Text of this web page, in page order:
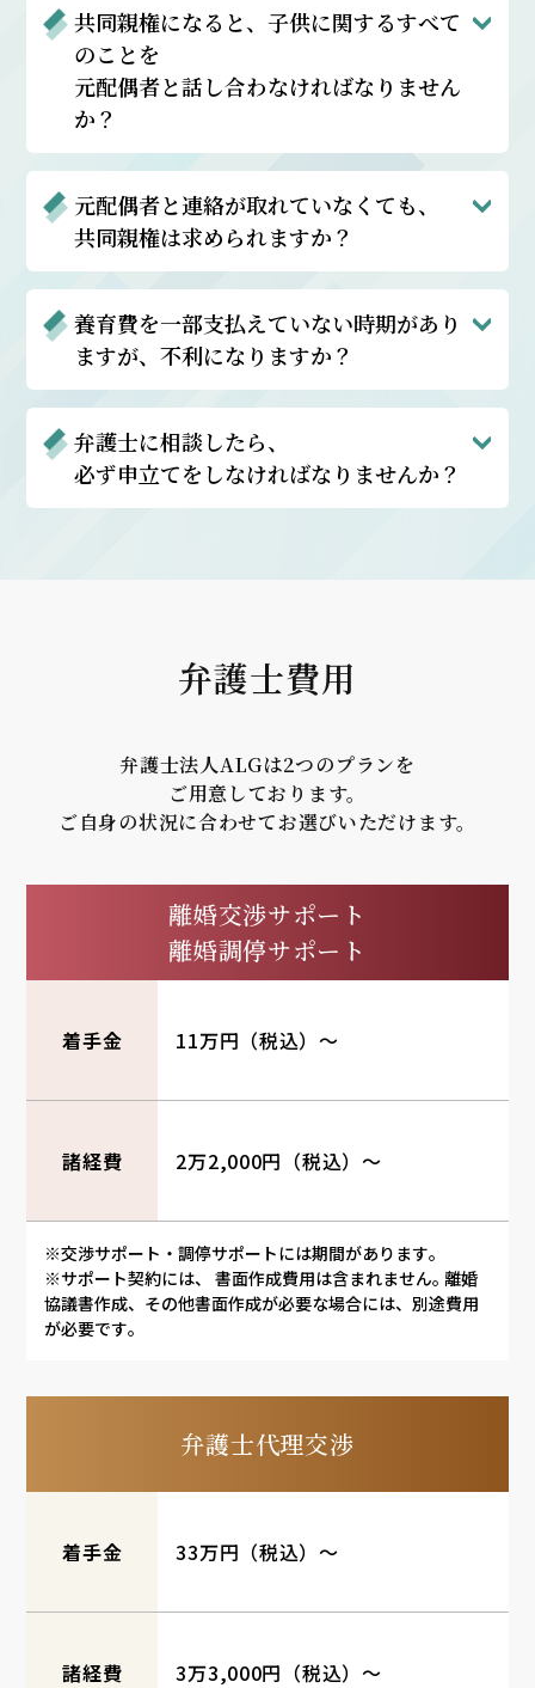
共同親権になると、子供に関するすべて
のことを
元配偶者と話し合わなければなりません
か？
元配偶者と連絡が取れていなくても、
共同親権は求められますか？
養育費を一部支払えていない時期があり
ますが、不利になりますか？
弁護士に相談したら、
必ず申立てをしなければなりませんか？
弁護士費用
弁護士法人ALGは2つのプランを
ご用意しております。
ご自身の状況に合わせてお選びいただけます。
離婚交渉サポート
離婚調停サポート
着手金 11万円（税込）～
諸経費 2万2,000円 （税込）～
※交渉サポート・調停サポートには期間があります。
※サポート契約には、 書面作成費用は含まれません。離婚
協議書作成、その他書面作成が必要な場合には、別途費用
が必要です。
弁護士代理交渉
着手金 33万円（税込）～
諸経費 3万3,000円 （税込）～